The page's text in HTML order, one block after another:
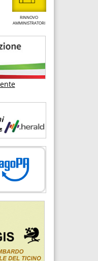
RINNOVO
AMMINISTRATORI